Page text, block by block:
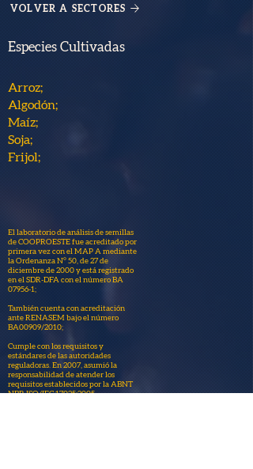
VOLVER A SECTORES
Especies Cultivadas
Arroz;
Algodón;
Maíz;
Soja;
Frijol;
El laboratorio de análisis de semillas
de COOPROESTE fue acreditado por
primera vez con el MAP A mediante
la Ordenanza N° 50, de 27 de
diciembre de 2000 y está registrado
en el SDR-DFA con el número BA
07956-1;
También cuenta con acreditación
ante RENASEM bajo el número
BA00909/2010;
Cumple con los requisitos y
estándares de las autoridades
reguladoras. En 2007, asumió la
responsabilidad de atender los
requisitos establecidos por la ABNT
NBR ISO/IEC 17025:2005,